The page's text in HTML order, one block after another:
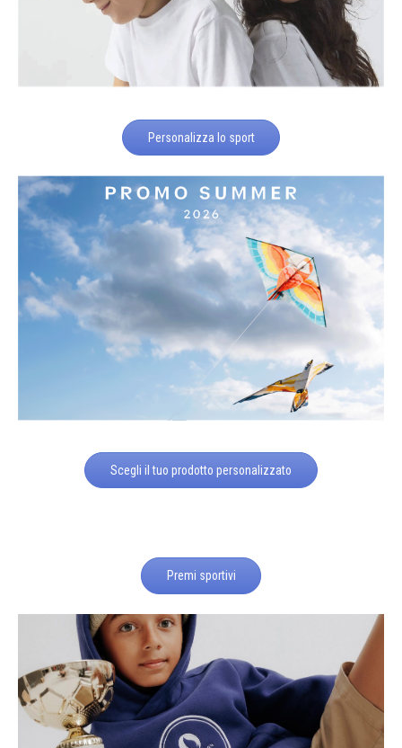
Personalizza lo sport
Scegli il tuo prodotto personalizzato
Premi sportivi